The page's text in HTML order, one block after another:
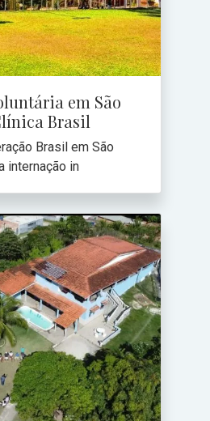
em São
Brasil
Brasil em São
internação in